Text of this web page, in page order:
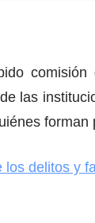
las
los delitos y